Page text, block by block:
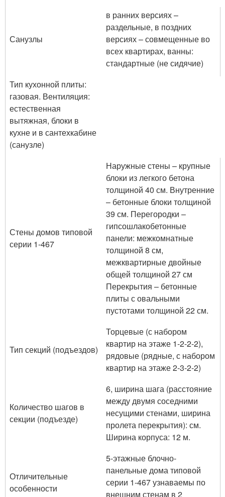
Санузлы
в ранних версиях –
раздельные, в поздних
версиях – совмещенные во
всех квартирах, ванны:
стандартные (не сидячие)
Тип кухонной плиты:
газовая. Вентиляция:
естественная
вытяжная, блоки в
кухне и в сантехкабине
(санузле)
Стены домов типовой
серии 1-467
Наружные стены – крупные
блоки из легкого бетона
толщиной 40 см. Внутренние
– бетонные блоки толщиной
39 см. Перегородки –
гипсошлакобетонные
панели: межкомнатные
толщиной 8 см,
межквартирные двойные
общей толщиной 27 см
Перекрытия – бетонные
плиты с овальными
пустотами толщиной 22 см.
Тип секций (подъездов)
Торцевые (с набором
квартир на этаже 1-2-2-2),
рядовые (рядные, с набором
квартир на этаже 2-3-2-2)
Количество шагов в
секции (подъезде)
6, ширина шага (расстояние
между двумя соседними
несущими стенами, ширина
пролета перекрытия): см.
Ширина корпуса: 12 м.
Отличительные
особенности
5-этажные блочно-
панельные дома типовой
серии 1-467 узнаваемы по
внешним стенам в 2